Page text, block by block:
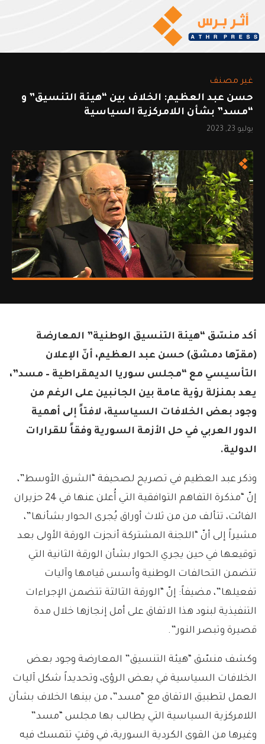
غير مصنف
حسن عبد العظيم: الخلاف بين “هيئة التنسيق” و
“مسد” بشأن اللامركزية السياسية
يوليو 23, 2023
أكد منسّق “هيئة التنسيق الوطنية” المعارضة
(مقرّها دمشق) حسن عبد العظيم، أنّ الإعلان
التأسيسي مع “مجلس سوريا الديمقراطية – مسد”،
يعد بمنزلة رؤية عامة بين الجانبين على الرغم من
وجود بعض الخلافات السياسية، لافتاً إلى أهمية
الدور العربي في حل الأزمة السورية وفقاً للقرارات
الدولية.
وذكر عبد العظيم في تصريح لصحيفة “الشرق الأوسط”،
إنّ “مذكرة التفاهم التوافقية التي أُعلن عنها في 24 حزيران
الفائت، تتألف من من ثلاث أوراق يُجرى الحوار بشأنها”،
مشيراً إلى أنّ “اللجنة المشتركة أنجزت الورقة الأولى بعد
توقيعها في حين يجري الحوار بشأن الورقة الثانية التي
تتضمن التحالفات الوطنية وأسس قيامها وآليات
تفعيلها”، مضيفاً: إنّ “الورقة الثالثة تتضمن الإجراءات
التنفيذية لبنود هذا الاتفاق على أمل إنجازها خلال مدة
قصيرة وتبصر النور”.
وكشف منسّق “هيئة التنسيق” المعارضة وجود بعض
الخلافات السياسية في بعض الرؤى، وتحديداً شكل آليات
العمل لتطبيق الاتفاق مع “مسد”، من بينها الخلاف بشأن
اللامركزية السياسية التي يطالب بها مجلس “مسد”
وغيرها من القوى الكردية السورية، في وقتٍ تتمسك فيه